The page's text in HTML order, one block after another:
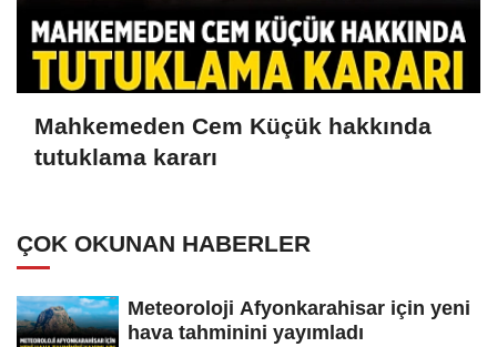
Mahkemeden Cem Küçük hakkında
tutuklama kararı
ÇOK OKUNAN HABERLER
Meteoroloji Afyonkarahisar için yeni
hava tahminini yayımladı